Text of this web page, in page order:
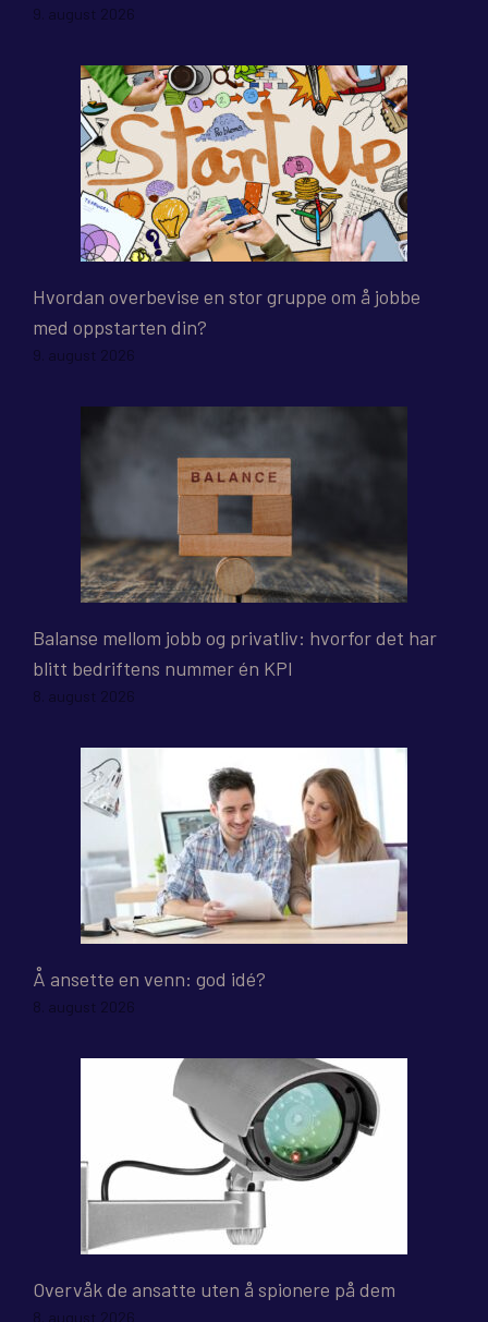
9. august 2026
Hvordan overbevise en stor gruppe om å jobbe
med oppstarten din?
9. august 2026
Balanse mellom jobb og privatliv: hvorfor det har
blitt bedriftens nummer én KPI
8. august 2026
Å ansette en venn: god idé?
8. august 2026
Overvåk de ansatte uten å spionere på dem
8. august 2026